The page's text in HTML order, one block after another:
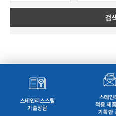
검
스테인리스스틸
기술상담
스테인
적용 제
기획안